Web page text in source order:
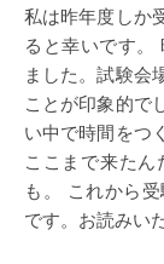
私は昨年度しか
ると幸いです。
ました。試験会
ことが印象的で
い中で時間をつ
ここまで来た
も。 これから
です。お読みい